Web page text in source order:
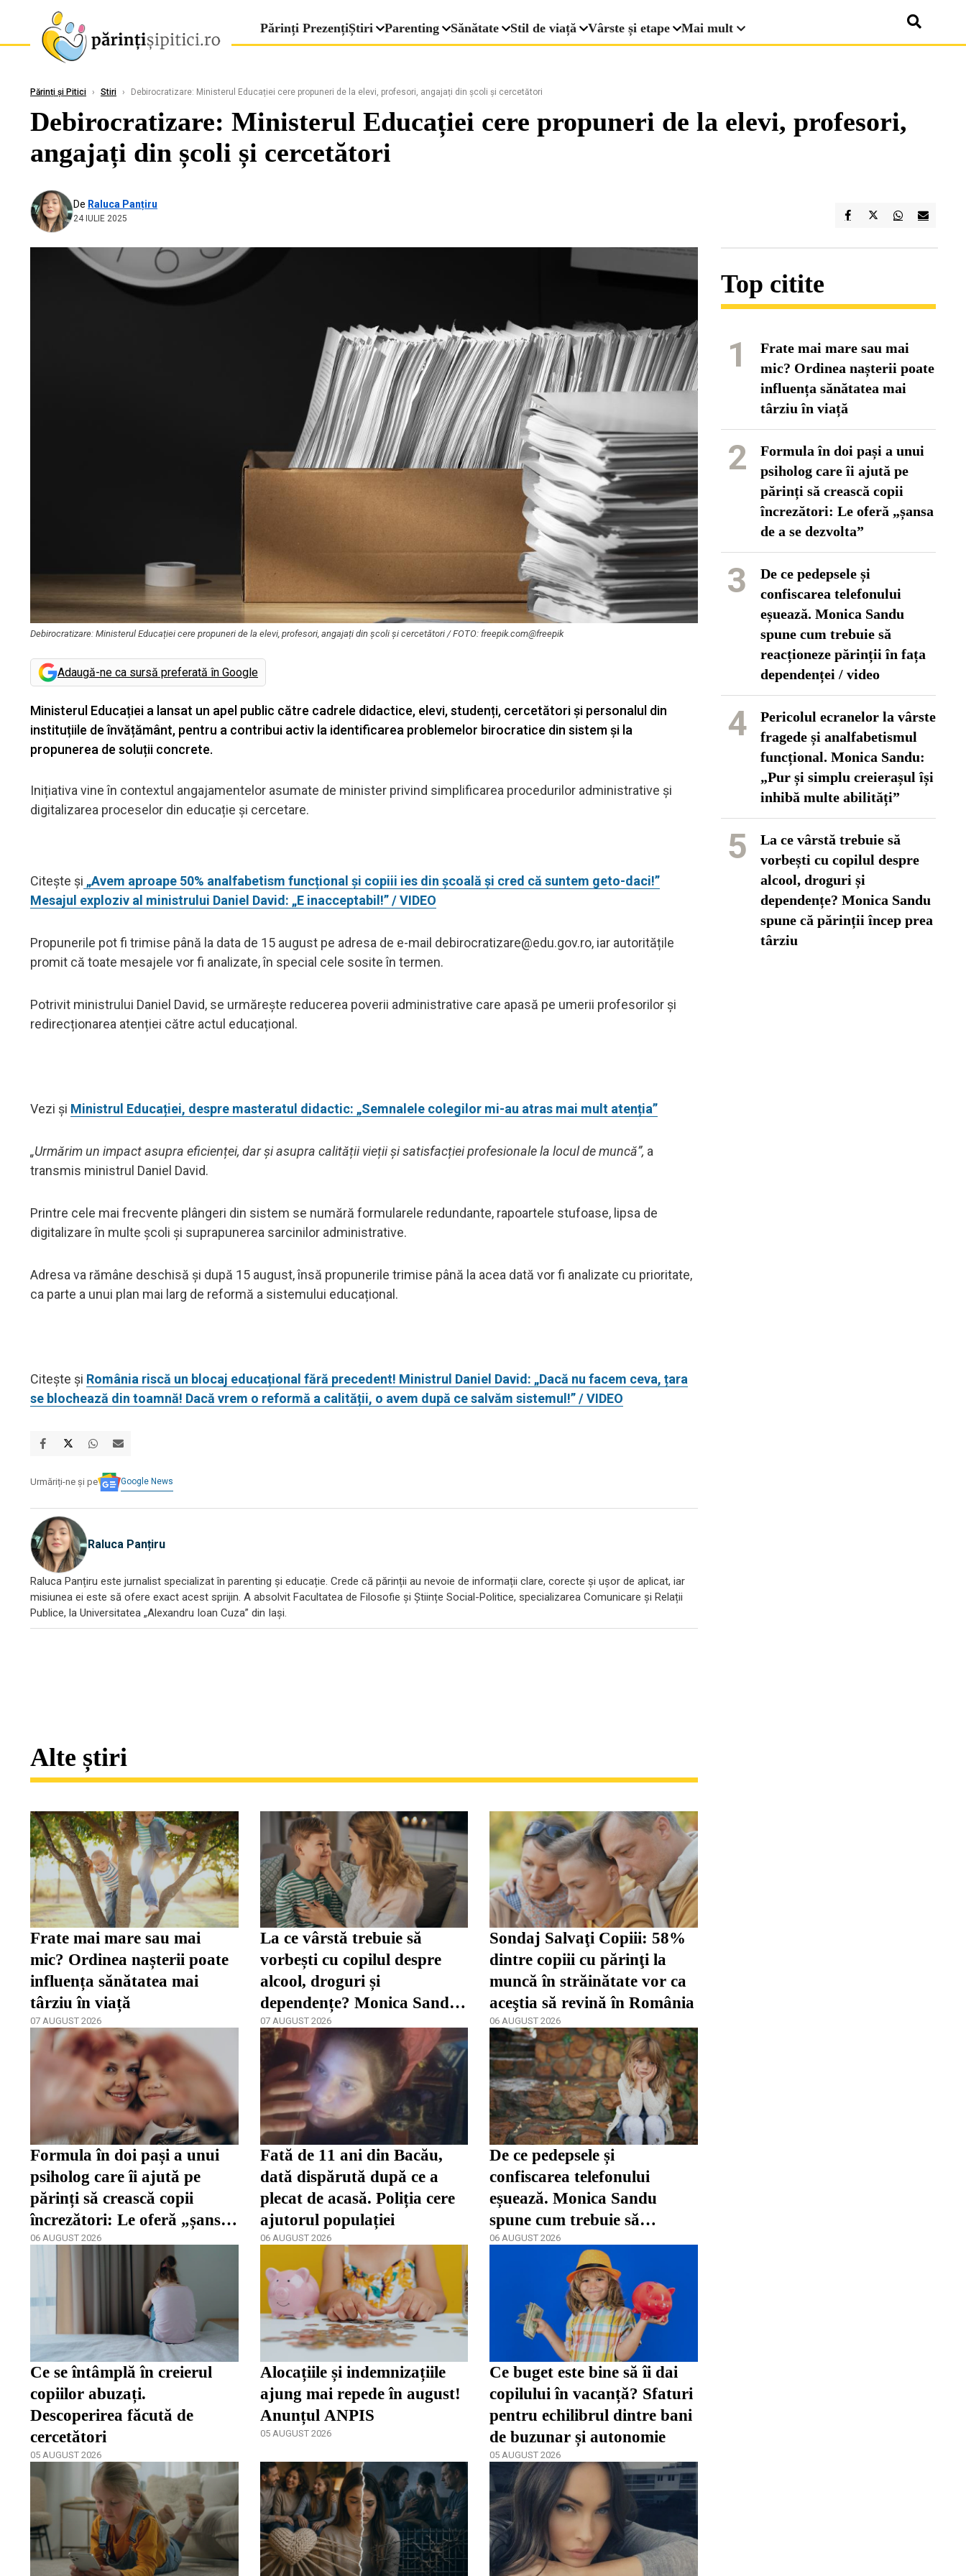
Părinți PrezențiȘtiri Parenting Sănătate Stil de viață Vârste și etape Mai mult
Părinți și Pitici › Stiri › Debirocratizare: Ministerul Educației cere propuneri de la elevi, profesori, angajați din școli și cercetători
Debirocratizare: Ministerul Educației cere propuneri de la elevi, profesori,
angajați din școli și cercetători
De Raluca Panțiru
24 IULIE 2025
Debirocratizare: Ministerul Educației cere propuneri de la elevi, profesori, angajați din școli și cercetători / FOTO: freepik.com@freepik
Adaugă-ne ca sursă preferată în Google
Ministerul Educației a lansat un apel public către cadrele didactice, elevi, studenți, cercetători și personalul din
instituțiile de învățământ, pentru a contribui activ la identificarea problemelor birocratice din sistem și la
propunerea de soluții concrete.
Inițiativa vine în contextul angajamentelor asumate de minister privind simplificarea procedurilor administrative și
digitalizarea proceselor din educație și cercetare.
Citește și „Avem aproape 50% analfabetism funcțional și copiii ies din școală și cred că suntem geto-daci!”
Mesajul exploziv al ministrului Daniel David: „E inacceptabil!” / VIDEO
Propunerile pot fi trimise până la data de 15 august pe adresa de e-mail debirocratizare@edu.gov.ro, iar autoritățile
promit că toate mesajele vor fi analizate, în special cele sosite în termen.
Potrivit ministrului Daniel David, se urmărește reducerea poverii administrative care apasă pe umerii profesorilor și
redirecționarea atenției către actul educațional.
Vezi și Ministrul Educației, despre masteratul didactic: „Semnalele colegilor mi-au atras mai mult atenția”
„Urmărim un impact asupra eficienței, dar și asupra calității vieții și satisfacției profesionale la locul de muncă”, a
transmis ministrul Daniel David.
Printre cele mai frecvente plângeri din sistem se numără formularele redundante, rapoartele stufoase, lipsa de
digitalizare în multe școli și suprapunerea sarcinilor administrative.
Adresa va rămâne deschisă și după 15 august, însă propunerile trimise până la acea dată vor fi analizate cu prioritate,
ca parte a unui plan mai larg de reformă a sistemului educațional.
Citește și România riscă un blocaj educațional fără precedent! Ministrul Daniel David: „Dacă nu facem ceva, țara
se blochează din toamnă! Dacă vrem o reformă a calității, o avem după ce salvăm sistemul!” / VIDEO
Urmăriți-ne și pe Google News
Raluca Panțiru
Raluca Panțiru este jurnalist specializat în parenting și educație. Crede că părinții au nevoie de informații clare, corecte și ușor de aplicat, iar
misiunea ei este să ofere exact acest sprijin. A absolvit Facultatea de Filosofie și Științe Social-Politice, specializarea Comunicare și Relații
Publice, la Universitatea „Alexandru Ioan Cuza” din Iași.
Alte știri
Frate mai mare sau mai
mic? Ordinea nașterii poate
influența sănătatea mai
târziu în viață
07 AUGUST 2026
La ce vârstă trebuie să
vorbești cu copilul despre
alcool, droguri și
dependențe? Monica Sandu
spune că părinții încep prea
târziu
07 AUGUST 2026
Sondaj Salvaţi Copiii: 58%
dintre copiii cu părinţi la
muncă în străinătate vor ca
aceştia să revină în România
06 AUGUST 2026
Formula în doi pași a unui
psiholog care îi ajută pe
părinți să crească copii
încrezători: Le oferă „șansa
de a se dezvolta”
06 AUGUST 2026
Fată de 11 ani din Bacău,
dată dispărută după ce a
plecat de acasă. Poliția cere
ajutorul populației
06 AUGUST 2026
De ce pedepsele și
confiscarea telefonului
eșuează. Monica Sandu
spune cum trebuie să
reacționeze părinții în fața
dependenței / video
06 AUGUST 2026
Ce se întâmplă în creierul
copiilor abuzați.
Descoperirea făcută de
cercetători
05 AUGUST 2026
Alocațiile și indemnizațiile
ajung mai repede în august!
Anunțul ANPIS
05 AUGUST 2026
Ce buget este bine să îi dai
copilului în vacanță? Sfaturi
pentru echilibrul dintre bani
de buzunar și autonomie
05 AUGUST 2026
Top citite
1
Frate mai mare sau mai
mic? Ordinea nașterii poate
influența sănătatea mai
târziu în viață
2
Formula în doi pași a unui
psiholog care îi ajută pe
părinți să crească copii
încrezători: Le oferă „șansa
de a se dezvolta”
3
De ce pedepsele și
confiscarea telefonului
eșuează. Monica Sandu
spune cum trebuie să
reacționeze părinții în fața
dependenței / video
4
Pericolul ecranelor la vârste
fragede și analfabetismul
funcțional. Monica Sandu:
„Pur și simplu creierașul își
inhibă multe abilități”
5
La ce vârstă trebuie să
vorbești cu copilul despre
alcool, droguri și
dependențe? Monica Sandu
spune că părinții încep prea
târziu